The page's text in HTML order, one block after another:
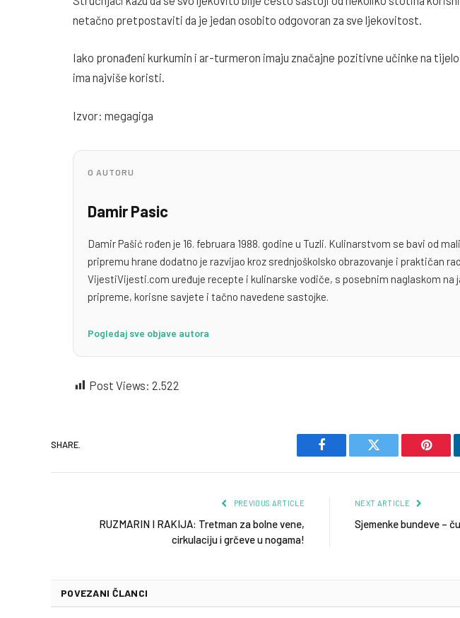
netačno pretpostaviti da je jedan osobito odgovoran za sve ljekovitost.
Iako pronađeni kurkumin i ar-turmeron imaju značajne pozitivne učinke na
ima najviše koristi.
Izvor: megagiga
O AUTORU
Damir Pasic
Damir Pašić rođen je 16. februara 1988. godine u Tuzli. Kulinarstvom se bavi od
pripremu hrane dodatno je razvijao kroz srednjoškolsko obrazovanje i praktičan
VijestiVijesti.com uređuje recepte i kulinarske vodiče, s posebnim naglaskom na
pripreme, korisne savjete i tačno navedene sastojke.
Pogledaj sve objave autora
Post Views: 2.522
SHARE.
Facebook Twitter
PREVIOUS ARTICLE
RUZMARIN I RAKIJA: Tretman za bolne vene,
cirkulaciju i grčeve u nogama!
NEXT ARTICLE
Sjemenke bundeve –
POVEZANI ČLANCI